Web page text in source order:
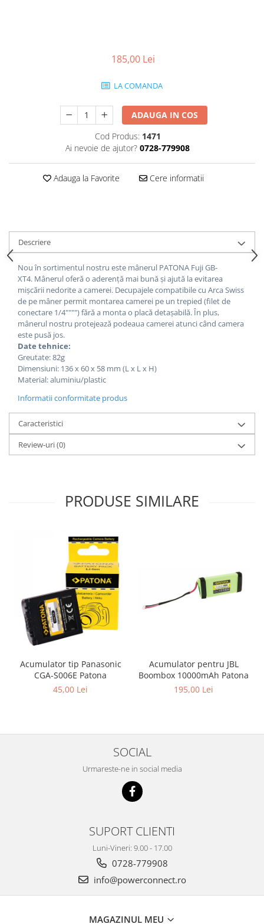
Produse de bucatarie kjøk
Pachete Promo
Incarcatoare & acumulatori
E27
Blițuri și lumini foto/video
Cablu date
tableta
Telefoane mobile
Casti
Telefoane mobile
Custi aparate foto-video
Incarcatoare auto
Telefoane mobile
185,00 Lei
LA COMANDA
ADAUGA IN COS
Cod Produs: 1471
Ai nevoie de ajutor? 0728-779908
Adauga la Favorite Cere informatii
Descriere
Nou în sortimentul nostru este mânerul PATONA Fuji GB-
XT4. Mânerul oferă o aderență mai bună și ajută la evitarea
mișcării nedorite a camerei. Decupajele compatibile cu Arca Swiss
de pe mâner permit montarea camerei pe un trepied (filet de
conectare 1/4"""") fără a monta o placă detașabilă. În plus,
mânerul nostru protejează podeaua camerei atunci când camera
este pusă jos.
Date tehnice:
Greutate: 82g
Dimensiuni: 136 x 60 x 58 mm (L x L x H)
Material: aluminiu/plastic
Informatii conformitate produs
Caracteristici
Review-uri(0)
PRODUSE SIMILARE
Acumulator tip Panasonic
CGA-S006E Patona
45,00 Lei
Acumulator pentru JBL
Boombox 10000mAh Patona
195,00 Lei
SOCIAL
Urmareste-ne in social media
SUPORT CLIENTI
Luni-Vineri: 9.00 - 17.00
0728-779908
info@powerconnect.ro
MAGAZINUL MEU